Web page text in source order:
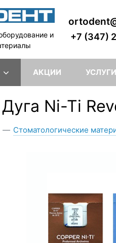
и
+7 (347)
АКЦИИ УСЛУГИ
Ni-Ti
— Стоматологические